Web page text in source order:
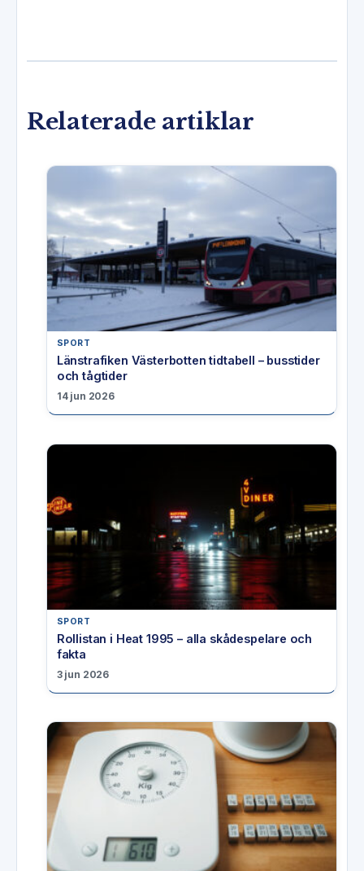
Relaterade artiklar
SPORT
Länstrafiken Västerbotten tidtabell – busstider
och tågtider
14 jun 2026
SPORT
Rollistan i Heat 1995 – alla skådespelare och
fakta
3 jun 2026